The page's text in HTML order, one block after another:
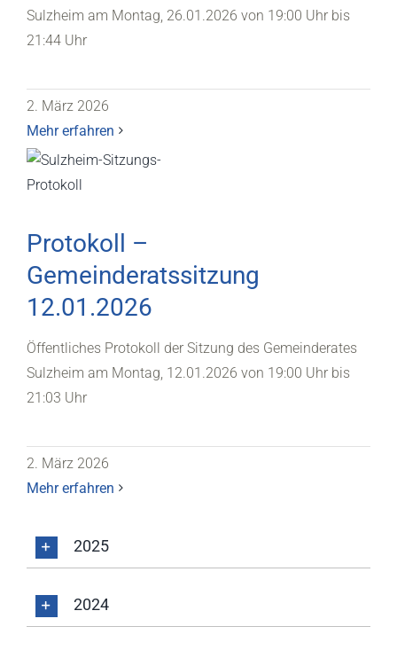
Sulzheim am Montag, 26.01.2026 von 19:00 Uhr bis
21:44 Uhr
2. März 2026
Mehr erfahren
Protokoll –
Gemeinderatssitzung
12.01.2026
Öffentliches Protokoll der Sitzung des Gemeinderates
Sulzheim am Montag, 12.01.2026 von 19:00 Uhr bis
21:03 Uhr
2. März 2026
Mehr erfahren
2025
2024